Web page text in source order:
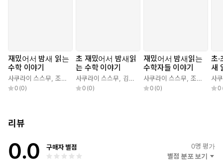
재밌어서 밤새 읽는
수학 이야기
사쿠라이 스스무 조미량 ,계영희
0 (0)
초 재밌어서 밤새읽
는 수학 이야기
사쿠라이 스스무 김정환 ,계영희
0 (0)
재밌어서 밤새읽는
수학자들 이야기
사쿠라이 스스무 조미량 ,계
0 (0)
초
새
기
사
0
리뷰
0.0 구매자 별점 0명 평가
별점 분포 보기